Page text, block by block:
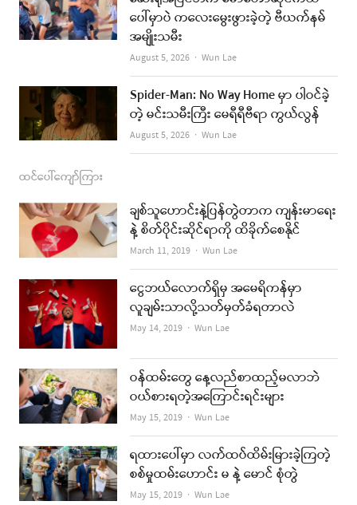
k
a
m
ပေါ်မှာပဲ ကလေးမွေးဖွားခဲ့တဲ့ ဗီယက်နမ်
အမျိုးသမီး
August 5, 2026 Author
Wun Lae
Spider-Man: No Way Home မှာ ပါဝင်ခဲ့
တဲ့ မင်းသမီးကြီး မေရီရီဗီရာ ကွယ်လွန်
August 5, 2026 Author
Wun Lae
ထင်ပေါ်ကျော်ကြား
ချစ်သူဟောင်းနဲ့ပြန်တွဲတာက ကျန်းမာရေး
နဲ့ စိတ်ပိုင်းဆိုင်ရာကို ထိခိုက်စေနိုင်
March 11, 2019 Author
Wun Lae
ငွေဘယ်လောက်ရှိမှ အမေရိကန်မှာ
လူချမ်းသာလို့သတ်မှတ်ခံရတာလဲ
May 14, 2019 Author
Wun Lae
ဝန်ထမ်းတွေ နေ့လည်စာထည့်မလာဘဲ
ဝယ်စားရတဲ့အကြောင်းရင်းများ
May 15, 2019 Author
Wun Lae
ရထားပေါ်မှာ လက်ထပ်ထိမ်းမြားခဲ့ကြတဲ့
စစ်မှုထမ်းဟောင်း မ နဲ့ မောင် စုံတွဲ
May 15, 2019 Author
Wun Lae